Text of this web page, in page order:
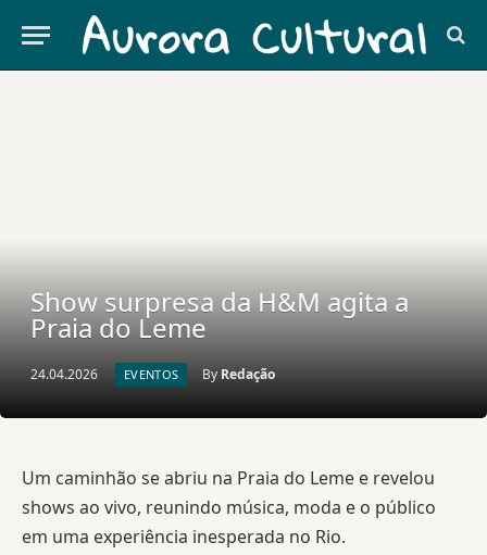
Show surpresa da H&M agita a
Praia do Leme
24.04.2026 EVENTOS By Redação
Um caminhão se abriu na Praia do Leme e revelou
shows ao vivo, reunindo música, moda e o público
em uma experiência inesperada no Rio.